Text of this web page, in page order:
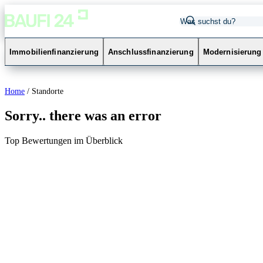
Immobilienfinanzierung Anschlussfinanzierung Modernisierung
Home / Standorte
Sorry.. there was an error
Top Bewertungen im Überblick